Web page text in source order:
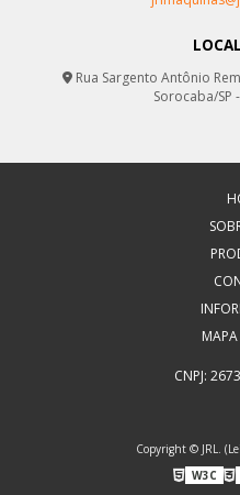
Rua Sargento Antônio
Sorocaba/SP
CNPJ:
Copyright © JRL.
W3C